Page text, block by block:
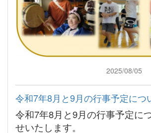
2025/08/05
令和7年8月と9月の行事予定につ
令和7年8月と9月の行事予定に
せいたします。